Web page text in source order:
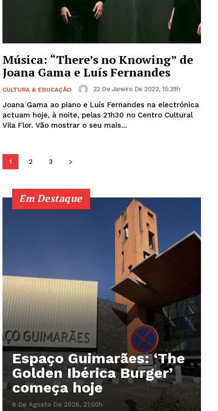
SUBSCREVA JÁ!
Institucional
Europa
Grande Entrevista
Quero ser Assinante
Música: “There’s no Knowing” de
Joana Gama e Luís Fernandes
CULTURA & EDUCAÇÃO 22 De Janeiro De 2022, 15:39h
Joana Gama ao piano e Luís Fernandes na electrónica
actuam hoje, à noite, pelas 21h30 no Centro Cultural
Vila Flor. Vão mostrar o seu mais...
1 2 3
Em Destaque
Espaço Guimarães: ‘The
Golden Ibérica Burger’
começa hoje
6 De Agosto De 2026, 21:00h